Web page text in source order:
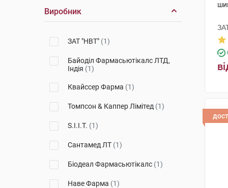
Виробник
ЗАТ "НВТ" (1)
Байоділ Фармасьютікалс ЛТД,
Індія (1)
Квайссер Фарма (1)
Томпсон & Каппер Лімітед (1)
S.I.I.T. (1)
Сантамед ЛТ (1)
Біодеал Фармасьютікалс (1)
Наве Фарма (1)